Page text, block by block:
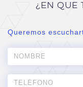
¿EN QUE
Queremos